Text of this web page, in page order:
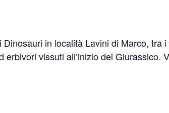
in località Lavini di Marco,
vissuti all’inizio del